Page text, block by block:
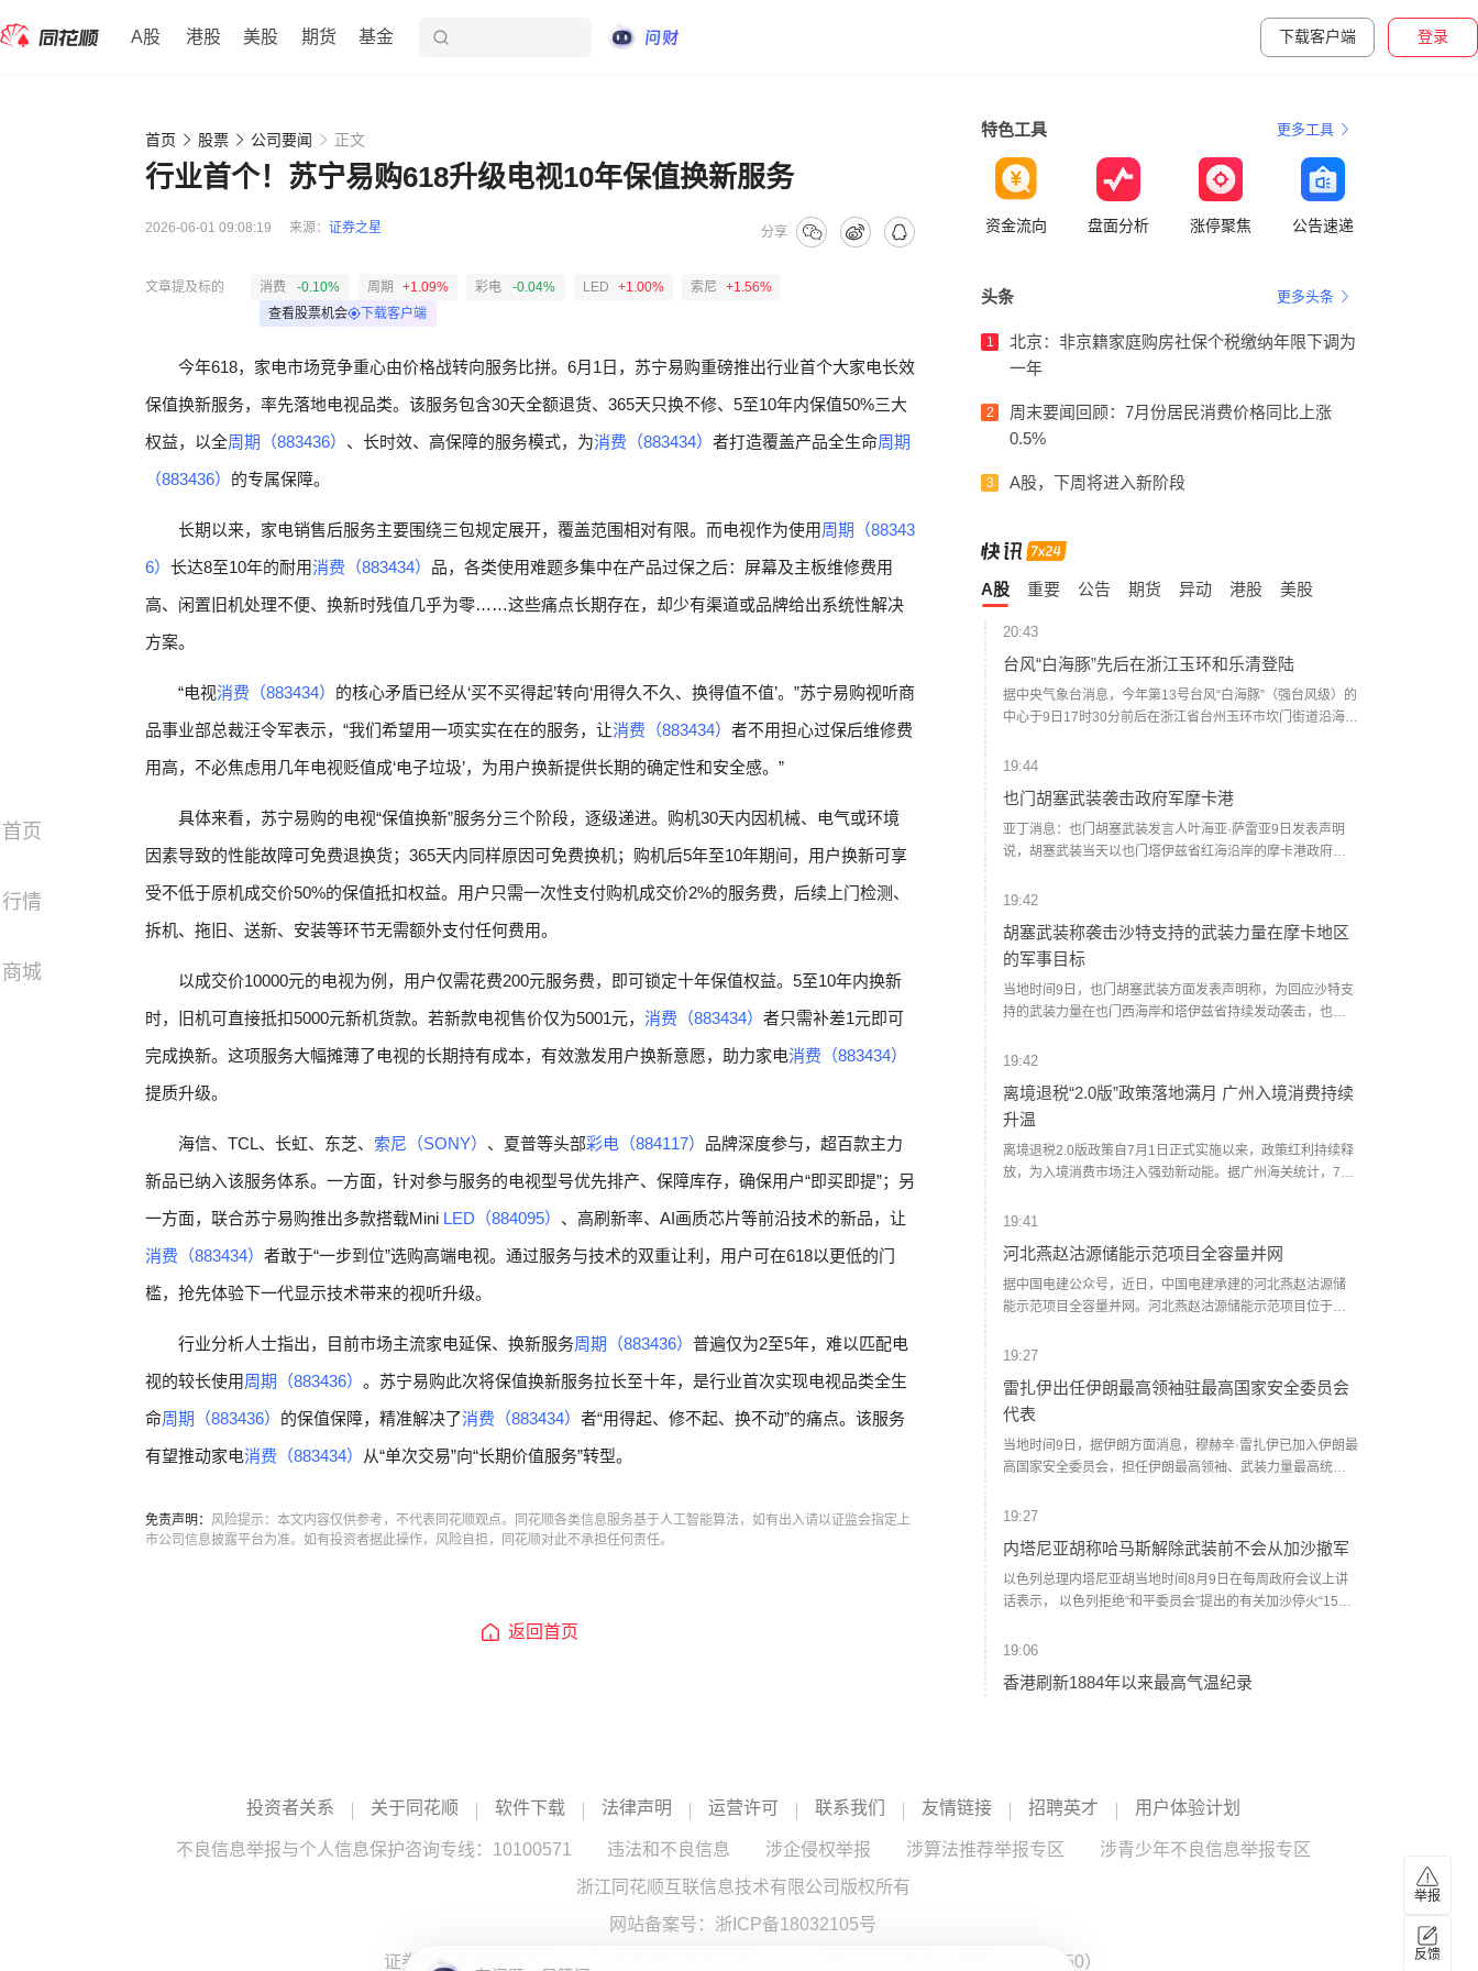
A股 港股 美股 期货 基金 下载客户端 登录
首页
行情
商城
首页 股票 公司要闻 正文
行业首个！苏宁易购618升级电视10年保值换新服务
2026-06-01 09:08:19 来源： 证券之星 分享
文章提及标的 消费 -0.10% 周期 +1.09% 彩电 -0.04% LED +1.00% 索尼
+1.56%
查看股票机会
下载客户端
今年618，家电市场竞争重心由价格战转向服务比拼。6月1日，苏宁易购重磅推出行业首个大家电长效
保值换新服务，率先落地电视品类。该服务包含30天全额退货、365天只换不修、5至10年内保值50%三大
权益，以全周期（883436） 、长时效、高保障的服务模式，为消费（883434） 者打造覆盖产品全生命周期
（883436） 的专属保障。
长期以来，家电销售后服务主要围绕三包规定展开，覆盖范围相对有限。而电视作为使用周期（88343
6） 长达8至10年的耐用消费（883434） 品，各类使用难题多集中在产品过保之后：屏幕及主板维修费用
高、闲置旧机处理不便、换新时残值几乎为零……这些痛点长期存在，却少有渠道或品牌给出系统性解决
方案。
“电视消费（883434） 的核心矛盾已经从‘买不买得起’转向‘用得久不久、换得值不值’。”苏宁易购视听商
品事业部总裁汪令军表示，“我们希望用一项实实在在的服务，让消费（883434） 者不用担心过保后维修费
用高，不必焦虑用几年电视贬值成‘电子垃圾’，为用户换新提供长期的确定性和安全感。”
具体来看，苏宁易购的电视“保值换新”服务分三个阶段，逐级递进。购机30天内因机械、电气或环境
因素导致的性能故障可免费退换货；365天内同样原因可免费换机；购机后5年至10年期间，用户换新可享
受不低于原机成交价50%的保值抵扣权益。用户只需一次性支付购机成交价2%的服务费，后续上门检测、
拆机、拖旧、送新、安装等环节无需额外支付任何费用。
以成交价10000元的电视为例，用户仅需花费200元服务费，即可锁定十年保值权益。5至10年内换新
时，旧机可直接抵扣5000元新机货款。若新款电视售价仅为5001元， 消费（883434） 者只需补差1元即可
完成换新。这项服务大幅摊薄了电视的长期持有成本，有效激发用户换新意愿，助力家电消费（883434）
提质升级。
海信、TCL、长虹、东芝、 索尼（SONY） 、夏普等头部彩电（884117） 品牌深度参与，超百款主力
新品已纳入该服务体系。一方面，针对参与服务的电视型号优先排产、保障库存，确保用户“即买即提”；另
一方面，联合苏宁易购推出多款搭载Mini LED（884095） 、高刷新率、AI画质芯片等前沿技术的新品，让
消费（883434） 者敢于“一步到位”选购高端电视。通过服务与技术的双重让利，用户可在618以更低的门
槛，抢先体验下一代显示技术带来的视听升级。
行业分析人士指出，目前市场主流家电延保、换新服务周期（883436） 普遍仅为2至5年，难以匹配电
视的较长使用周期（883436） 。苏宁易购此次将保值换新服务拉长至十年，是行业首次实现电视品类全生
命周期（883436） 的保值保障，精准解决了消费（883434） 者“用得起、修不起、换不动”的痛点。该服务
有望推动家电消费（883434） 从“单次交易”向“长期价值服务”转型。
免责声明： 风险提示：本文内容仅供参考，不代表同花顺观点。同花顺各类信息服务基于人工智能算法，如有出入请以证监会指定上
市公司信息披露平台为准。如有投资者据此操作，风险自担，同花顺对此不承担任何责任。
返回首页
特色工具 更多工具
资金流向 盘面分析 涨停聚焦 公告速递
头条 更多头条
1
北京：非京籍家庭购房社保个税缴纳年限下调为
一年
2
周末要闻回顾：7月份居民消费价格同比上涨
0.5%
3 A股，下周将进入新阶段
A股 重要 公告 期货 异动 港股 美股
20:43
台风“白海豚”先后在浙江玉环和乐清登陆
据中央气象台消息，今年第13号台风“白海豚”（强台风级）的
中心于9日17时30分前后在浙江省台州玉环市坎门街道沿海登
气压为945百帕。登陆玉环后，“白海豚”（台风级）的中心于
江省气象台提醒，台风“白海豚”登陆后将贯穿浙江，强风暴雨
范围广、影响时间长，可能引发山洪、地质灾害、中小河流
洪水和城市积涝等次生灾害，需全力做好台风灾害防御。(新
19:44
也门胡塞武装袭击政府军摩卡港
亚丁消息：也门胡塞武装发言人叶海亚·萨雷亚9日发表声明
说，胡塞武装当天以也门塔伊兹省红海沿岸的摩卡港政府军
大规模攻击。 据也门政府媒体9日援引摩卡港负责人阿卜杜勒
空部队在摩卡上空拦截了胡塞武装的无人机。 社交媒体上流
传的视频画面显示，遭袭现场浓烟滚滚。 一名摩卡当地官员
告诉新华社记者，该港口遭到弹道导弹和无人机的猛烈攻
击，港口设施被严重破坏。一些港口工作人员被困，但尚未
19:42
胡塞武装称袭击沙特支持的武装力量在摩卡地区
的军事目标
当地时间9日，也门胡塞武装方面发表声明称，为回应沙特支
持的武装力量在也门西海岸和塔伊兹省持续发动袭击，也门
和武器库发动了一次“大规模、高强度”军事行动。声明称，此
装力量在摩卡地区的军事集结人员及武器仓库。声明称，袭
击“命中准确”，造成相关武器装备大范围损毁，并导致数十人
死伤，其中包括沙特人员。声明还称，也门胡塞武装将继续
监视和跟踪沙特支持的武装力量的军事调动和人员集结，并
19:42
离境退税“2.0版”政策落地满月 广州入境消费持续
升温
离境退税2.0版政策自7月1日正式实施以来，政策红利持续释
放，为入境消费市场注入强劲新动能。据广州海关统计，7月
请单约1.9万份，申请单金额约1亿元，同比分别增长约5倍、
外旅客离境退税申请单超8.9万份，申请单金额超4.86亿元，
同比分别增长7.5倍、1.4倍。(人民财讯)
19:41
河北燕赵沽源储能示范项目全容量并网
据中国电建公众号，近日，中国电建承建的河北燕赵沽源储
能示范项目全容量并网。河北燕赵沽源储能示范项目位于张
酸铁锂储能系统，共安装48组6.25兆瓦/12.5兆瓦时储能单
(人民财讯)
19:27
雷扎伊出任伊朗最高领袖驻最高国家安全委员会
代表
当地时间9日，据伊朗方面消息，穆赫辛·雷扎伊已加入伊朗最
高国家安全委员会，担任伊朗最高领袖、武装力量最高统帅
19:27
内塔尼亚胡称哈马斯解除武装前不会从加沙撤军
以色列总理内塔尼亚胡当地时间8月9日在每周政府会议上讲
话表示， 以色列拒绝“和平委员会”提出的有关加沙停火“15点
前，以军不会从加沙地带撤退，并强调在其任内绝不允许建
19:06
香港刷新1884年以来最高气温纪录
流正为广东带来普遍晴朗及极端酷热的天气。未来一两日持
续极端酷热，部分地区气温达37度或以上。（央视新闻）
国家海洋预报台继续发布海浪红色警报
记者从自然资源部获悉，今天（9日）16时，国家海洋预报台
米的大浪到巨浪，该近岸海域海浪预警级别为橙色，江苏南
伊朗最高领袖与总统会谈
投资者关系 关于同花顺 软件下载 法律声明 运营许可 联系我们 友情链接 招聘英才 用户体验计划
不良信息举报与个人信息保护咨询专线：10100571 违法和不良信息 涉企侵权举报 涉算法推荐举报专区
涉青少年不良信息举报专区
浙江同花顺互联信息技术有限公司版权所有
网站备案号： 浙ICP备18032105号
证券投资咨询服务提供：浙江同花顺云软件有限公司 （中国证监会核发证书编号：ZX0050）
举报
反馈